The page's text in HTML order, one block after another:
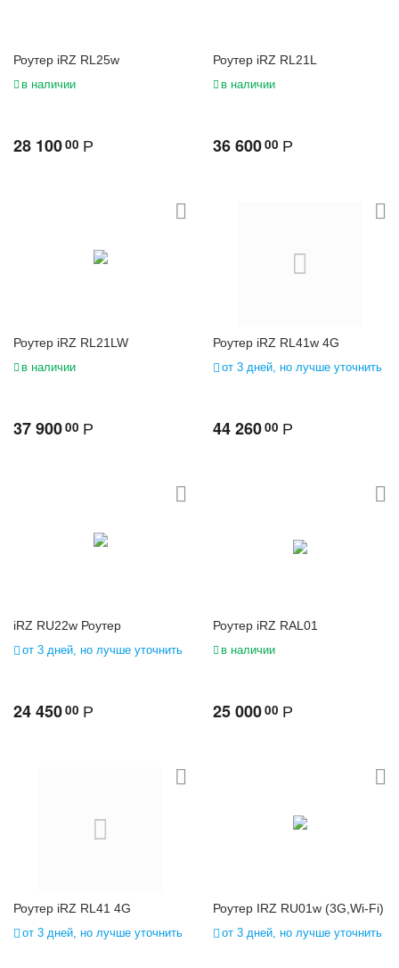
Роутер iRZ RL25w
в наличии
28 10000 Р
Роутер iRZ RL21L
в наличии
36 60000 Р
Роутер iRZ RL21LW
в наличии
37 90000 Р
Роутер iRZ RL41w 4G
от 3 дней, но лучше уточнить
44 26000 Р
iRZ RU22w Роутер
от 3 дней, но лучше уточнить
24 45000 Р
Роутер iRZ RAL01
в наличии
25 00000 Р
Роутер iRZ RL41 4G
от 3 дней, но лучше уточнить
Роутер IRZ RU01w (3G,Wi-Fi)
от 3 дней, но лучше уточнить